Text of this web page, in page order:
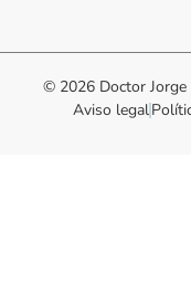
© 2026 Doctor Jorge
Aviso legal